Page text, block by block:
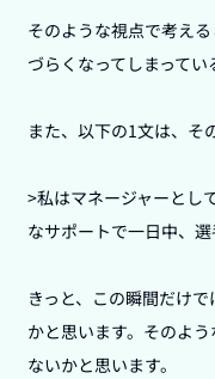
そのような視点で考え
づらくなってしまってい
また、以下の1文は、そ
>私はマネージャーとし
なサポートで一日中、選
きっと、この瞬間だけ
かと思います。そのよ
ないかと思います。